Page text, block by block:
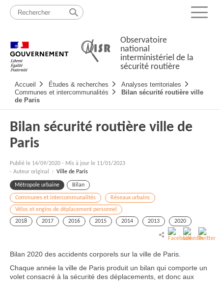
Passer
contenu
Menu
Observatoire
national
interministériel de la
sécurité routière
principale
Accueil Études & recherches
Analyses territoriales
Communes et intercommunalités
Bilan sécurité routière ville
de Paris
Bilan sécurité routière ville de
Paris
Publié le 14/09/2020 - Mis à jour le 11/01/2023
- Auteur original : Ville de Paris
Métropole urbaine Bilan
Communes et intercommunalités
Réseaux urbains
Vélos et engins de déplacement personnel
2018
2017 2016 2015 2014 2013 2020
Bilan 2020 des accidents corporels sur la ville de Paris.
Chaque année la ville de Paris produit un bilan qui comporte un
volet consacré à la sécurité des déplacements, et donc aux